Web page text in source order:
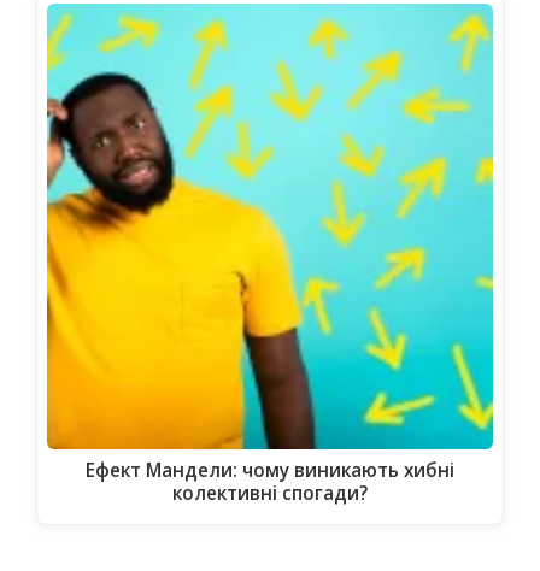
Ефект Мандели: чому виникають хибні
колективні спогади?